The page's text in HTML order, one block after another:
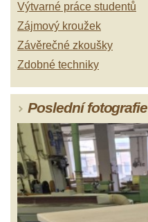
Výtvarné práce studentů
Zájmový kroužek
Závěrečné zkoušky
Zdobné techniky
Poslední fotografie